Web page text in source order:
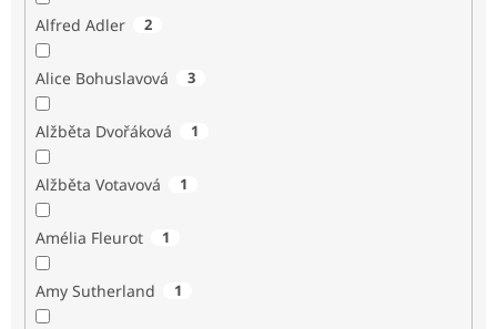
Alfred Adler 2
Alice Bohuslavová 3
Alžběta Dvořáková 1
Alžběta Votavová 1
Amélia Fleurot 1
Amy Sutherland 1